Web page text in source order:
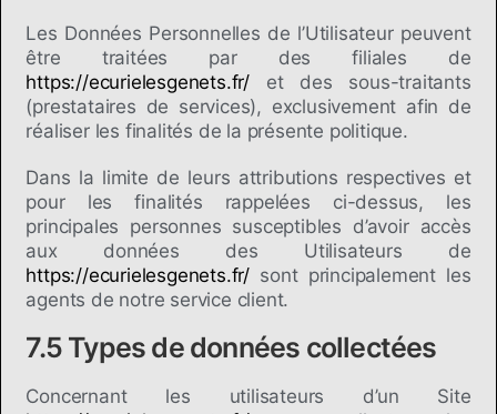
Les Données Personnelles de l’Utilisateur peuvent
être traitées par des filiales de
https://ecurielesgenets.fr/ et des sous-traitants
(prestataires de services), exclusivement afin de
réaliser les finalités de la présente politique.
Dans la limite de leurs attributions respectives et
pour les finalités rappelées ci-dessus, les
principales personnes susceptibles d’avoir accès
aux données des Utilisateurs de
https://ecurielesgenets.fr/ sont principalement les
agents de notre service client.
7.5 Types de données collectées
Concernant les utilisateurs d’un Site